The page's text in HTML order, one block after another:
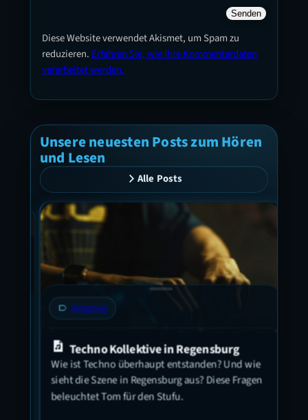
Diese Website verwendet Akismet, um Spam zu
reduzieren. Erfahren Sie, wie Ihre Kommentardaten
verarbeitet werden.
Unsere neuesten Posts zum Hören
und Lesen
Alle Posts
label Allgemein
Techno Kollektive in Regensburg
Wie ist Techno überhaupt entstanden? Und wie
sieht die Szene in Regensburg aus? Diese Fragen
beleuchtet Tom für den Stufu.